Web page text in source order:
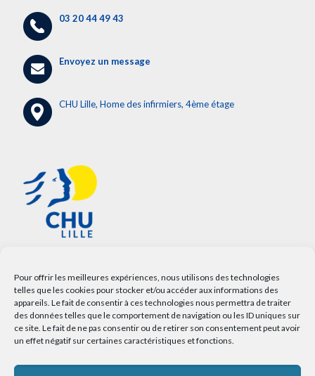
Pour offrir les meilleures expériences, nous utilisons des technologies
telles que les cookies pour stocker et/ou accéder aux informations des
appareils. Le fait de consentir à ces technologies nous permettra de traiter
des données telles que le comportement de navigation ou les ID uniques sur
ce site. Le fait de ne pas consentir ou de retirer son consentement peut avoir
un effet négatif sur certaines caractéristiques et fonctions.
03 20 44 49 43
Envoyez un message
CHU Lille, Home des infirmiers, 4ème étage